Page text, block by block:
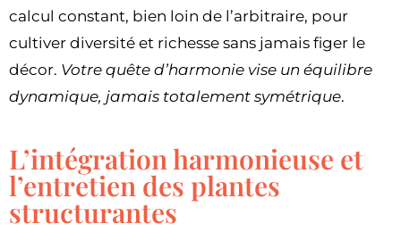
calcul constant, bien loin de l’arbitraire, pour
cultiver diversité et richesse sans jamais figer le
décor. Votre quête d’harmonie vise un équilibre
dynamique, jamais totalement symétrique.
L’intégration harmonieuse et
l’entretien des plantes
structurantes